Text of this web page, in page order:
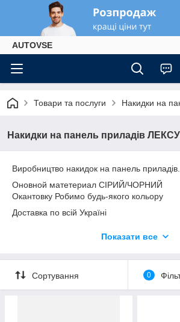
AUTOVSE
Товари та послуги Накидки на
Накидки на панель приладів
Виробництво накидок на панель приладів.
Оновной матетериал СІРИЙ/ЧОРНИЙ
Окантовку Робимо будь-якого кольору
Доставка по всій Україні
1.Захищає панель вашого авто від
2.Знижує температуру повітря в салоні.
Показати все
Сортування 0